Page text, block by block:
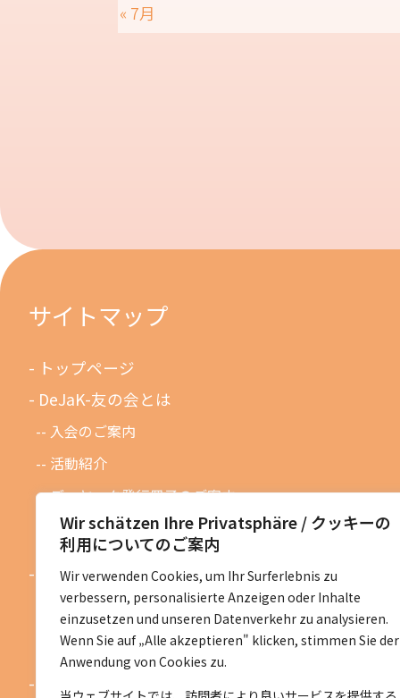
Wir schätzen Ihre Privatsphäre / クッキーの
利用についてのご案内
Wir verwenden Cookies, um Ihr Surferlebnis zu
verbessern, personalisierte Anzeigen oder Inhalte
einzusetzen und unseren Datenverkehr zu analysieren.
Wenn Sie auf „Alle akzeptieren" klicken, stimmen Sie der
Anwendung von Cookies zu.
« 7月
サイトマップ
トップページ
DeJaK-友の会とは
入会のご案内
活動紹介
デーヤック発行冊子のご案内
DeJaK友の会設立１０周年記念
お知らせ
お知らせ一覧
活動予定一覧